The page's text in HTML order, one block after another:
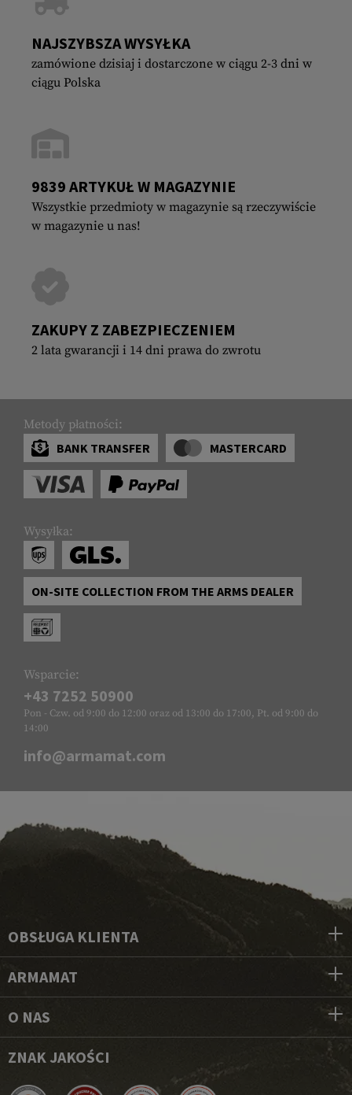
NAJSZYBSZA WYSYŁKA
zamówione dzisiaj i dostarczone w ciągu 2-3 dni w
ciągu Polska
9839 ARTYKUŁ W MAGAZYNIE
Wszystkie przedmioty w magazynie są rzeczywiście
w magazynie u nas!
ZAKUPY Z ZABEZPIECZENIEM
2 lata gwarancji i 14 dni prawa do zwrotu
Metody płatności:
BANK TRANSFER
MASTERCARD
Wysyłka:
ON-SITE COLLECTION FROM THE ARMS DEALER
Wsparcie:
+43 7252 50900
Pon - Czw. od 9:00 do 12:00 oraz od 13:00 do 17:00, Pt. od 9:00 do
14:00
info@armamat.com
OBSŁUGA KLIENTA
ARMAMAT
O NAS
ZNAK JAKOŚCI